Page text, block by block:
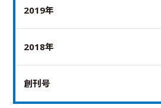
2019年
2018年
創刊号